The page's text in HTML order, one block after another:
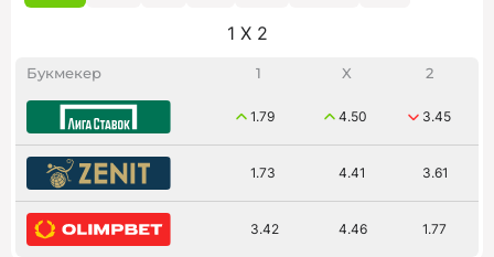
1 X 2
Букмекер 1 X 2
1.79 4.50 3.45
1.73 4.41 3.61
3.42 4.46 1.77